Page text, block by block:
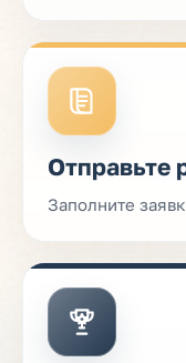
Отправьте
Заполните